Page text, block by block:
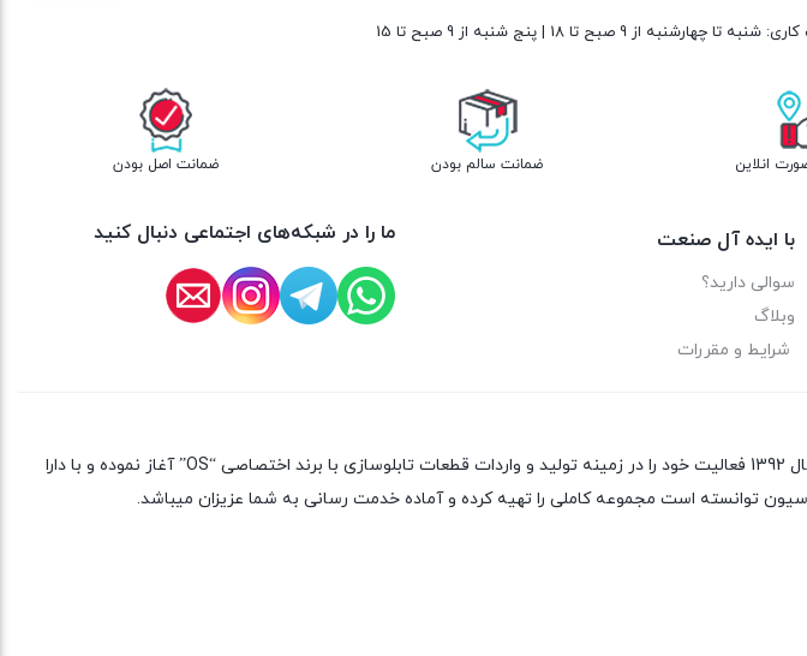
تا چهارشنبه از 9 صبح تا 18 | پنج شنبه از 9 صبح تا 15
انلاین ضمانت سالم بودن ضمانت اصل بودن
با ایده آل صنعت
سوالی دارید؟
وبلاگ
شرایط و مقررات
ما را در شبکه‌های اجتماعی دنبال کنید
شرکت بازرگانی ایده آل صنعت جهان گستر ایرانیان گلستان با شناسه اقتصادی 14011126560 و کد ثبت 14777 از سال 1392 فعالیت خود را در زمینه تولید و واردات قطعات تابلوسازی با برند اختصاصی “OS” آغاز نموده و با دارا
توانسته است مجموعه کاملی را تهیه کرده و آماده خدمت رسانی به شما عزیزان میباشد.